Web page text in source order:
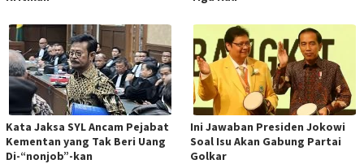
Kata Jaksa SYL Ancam Pejabat
Kementan yang Tak Beri Uang
Di-“nonjob”-kan
Ini Jawaban Presiden Jokowi
Soal Isu Akan Gabung Partai
Golkar